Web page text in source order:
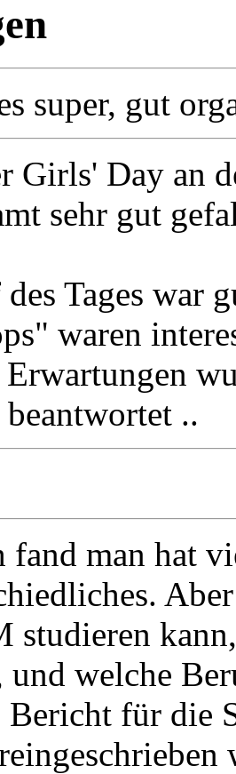
super, gut
Girls' Day an
sehr gut
Tages war
waren
..
fand man hat
studieren
welche
Bericht für die